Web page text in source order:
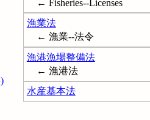
← Fisheries--Licenses
漁業法
← 漁業--法令
漁港漁場整備法
← 漁港法
水産基本法